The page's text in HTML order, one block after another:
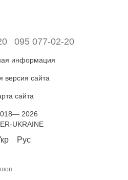
095 077-02-20
информация
версия сайта
сайта
2026
UKRAINE
Рус